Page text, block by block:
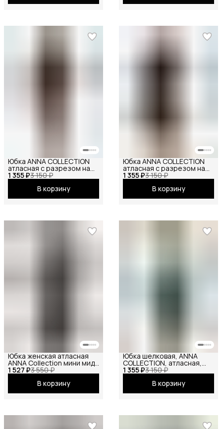
1 355 ₽3 150 ₽
Юбка ANNA COLLECTION
атласная с разрезом на
резинке
В корзину
1 355 ₽3 150 ₽
Юбка ANNA COLLECTION
атласная с разрезом на
резинке
В корзину
1 527 ₽3 550 ₽
Юбка женская атласная
ANNA Collection мини миди
макси на резинке
короткие и длинные
В корзину
1 355 ₽3 150 ₽
Юбка шелковая, ANNA
COLLECTION, атласная,
летняя, праздничная,
повседневная, офисная,
школьная на резинке
макси изумрудный
В корзину